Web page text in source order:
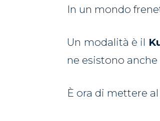
In un mondo
Un modalità è il
ne esistono
È ora di mettere